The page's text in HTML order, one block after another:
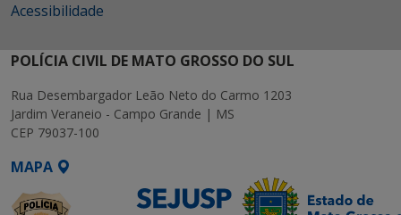
Acessibilidade
POLÍCIA CIVIL DE MATO GROSSO DO SUL
Rua Desembargador Leão Neto do Carmo 1203
Jardim Veraneio - Campo Grande | MS
CEP 79037-100
MAPA